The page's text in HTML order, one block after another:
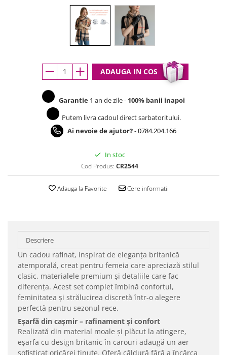
ADAUGA IN COS
Garantie 1 an de zile - 100% banii inapoi
Putem livra cadoul direct sarbatoritului.
Ai nevoie de ajutor?-0784.204.166
In stoc
Cod Produs: CR2544
Adauga la Favorite Cere informatii
Descriere
Un cadou rafinat, inspirat de eleganța britanică
atemporală, creat pentru femeia care apreciază stilul
clasic, materialele premium și detaliile care fac
diferența. Acest set complet îmbină confortul,
feminitatea și strălucirea discretă într-o alegere
perfectă pentru sezonul rece.
Eșarfă din cașmir – rafinament și confort
Realizată din material moale și plăcut la atingere,
eșarfa cu design britanic în carouri adaugă un aer
sofisticat oricărei ținute. Oferă căldură fără a încărca